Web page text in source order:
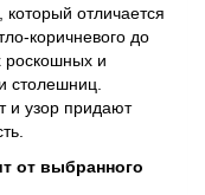
отличается
коричневого до
роскошных и
столешниц.
и узор придают
от выбранного